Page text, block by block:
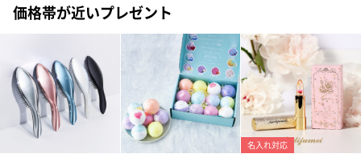
価格帯が近いプレゼント